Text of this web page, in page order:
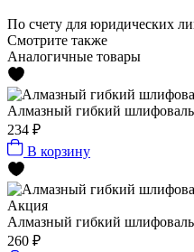
По счету для юридических
Смотрите также
Аналогичные товары
Алмазный гибкий
234 ₽
В корзину
Акция
Алмазный гибкий
260 ₽